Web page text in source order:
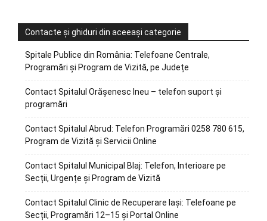
Contacte și ghiduri din aceeași categorie
Spitale Publice din România: Telefoane Centrale,
Programări și Program de Vizită, pe Județe
Contact Spitalul Orășenesc Ineu – telefon suport și
programări
Contact Spitalul Abrud: Telefon Programări 0258 780 615,
Program de Vizită și Servicii Online
Contact Spitalul Municipal Blaj: Telefon, Interioare pe
Secții, Urgențe și Program de Vizită
Contact Spitalul Clinic de Recuperare Iași: Telefoane pe
Secții, Programări 12–15 și Portal Online